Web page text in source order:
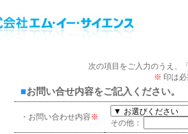
次の項目をご入力のうえ、
※ 印は
■お問い合せ内容をご記入ください。
・お問い合わせ内容 ※
その他：